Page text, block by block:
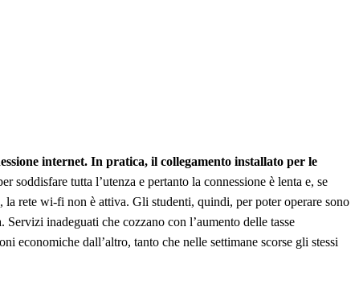
internet. In pratica, il collegamento installato per le
soddisfare tutta l’utenza e pertanto la connessione è lenta e, se
rete wi‐fi non è attiva. Gli studenti, quindi, per poter operare sono
inadeguati che cozzano con l’aumento delle tasse
dall’altro, tanto che nelle settimane scorse gli stessi